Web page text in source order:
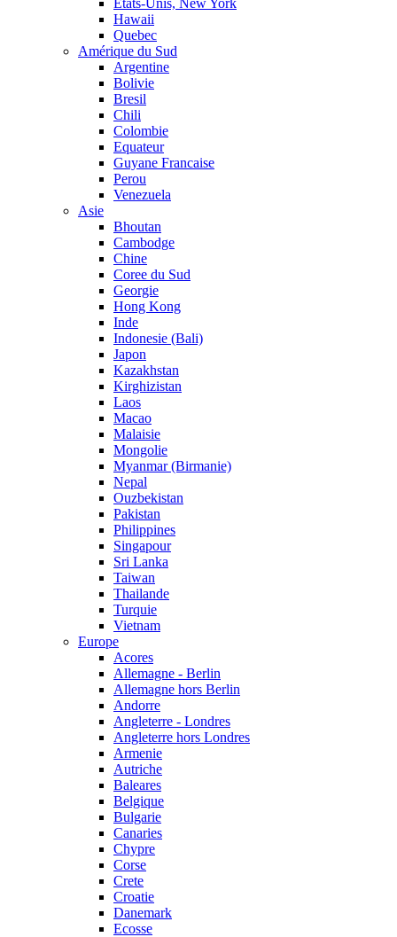
Etats-Unis, New York
Hawaii
Quebec
Amérique du Sud
Argentine
Bolivie
Bresil
Chili
Colombie
Equateur
Guyane Francaise
Perou
Venezuela
Asie
Bhoutan
Cambodge
Chine
Coree du Sud
Georgie
Hong Kong
Inde
Indonesie (Bali)
Japon
Kazakhstan
Kirghizistan
Laos
Macao
Malaisie
Mongolie
Myanmar (Birmanie)
Nepal
Ouzbekistan
Pakistan
Philippines
Singapour
Sri Lanka
Taiwan
Thailande
Turquie
Vietnam
Europe
Acores
Allemagne - Berlin
Allemagne hors Berlin
Andorre
Angleterre - Londres
Angleterre hors Londres
Armenie
Autriche
Baleares
Belgique
Bulgarie
Canaries
Chypre
Corse
Crete
Croatie
Danemark
Ecosse